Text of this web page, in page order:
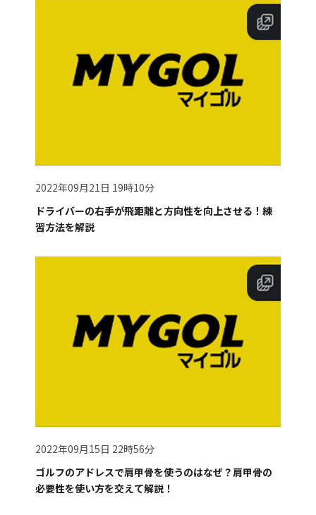
2022年09月21日 19時10分
ドライバーの右手が飛距離と方向性を向上させる！練
習方法を解説
2022年09月15日 22時56分
ゴルフのアドレスで肩甲骨を使うのはなぜ？肩甲骨の
必要性を使い方を交えて解説！